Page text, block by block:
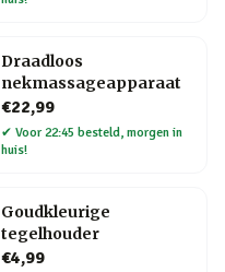
Draadloos
nekmassageapparaat
€22,99
✔ Voor 22:45 besteld, morgen in
huis!
Goudkleurige
tegelhouder
€4,99